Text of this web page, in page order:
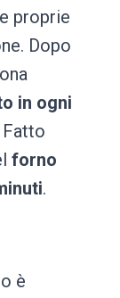
proprie
Dopo
in ogni
forno
.
è